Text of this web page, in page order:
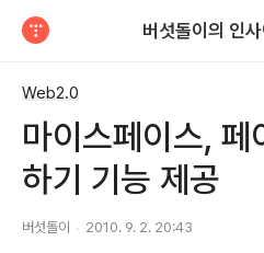
버섯돌이의 인
Web2.0
마이스페이스, 페
하기 기능 제공
버섯돌이 2010. 9. 2. 20:43